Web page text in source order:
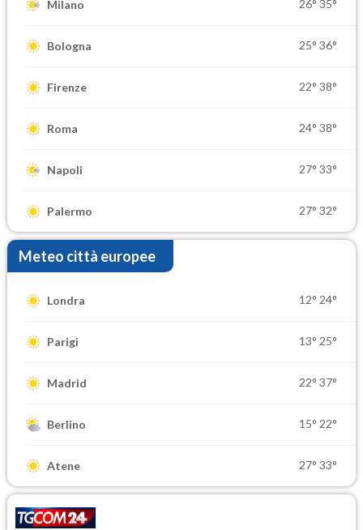
Milano 26° 35°
Bologna 25° 36°
Firenze 22° 38°
Roma 24° 38°
Napoli 27° 33°
Palermo 27° 32°
Meteo città europee
Londra 12° 24°
Parigi 13° 25°
Madrid 22° 37°
Berlino 15° 22°
Atene 27° 33°